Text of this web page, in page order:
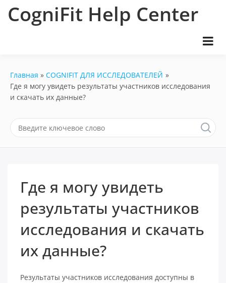
содержимому
CogniFit Help Center
Главная
COGNIFIT ДЛЯ ИССЛЕДОВАТЕЛЕЙ
Где я могу увидеть результаты участников исследования
и скачать их данные?
Где я могу увидеть
результаты участников
исследования и скачать
их данные?
Результаты участников исследования доступны в